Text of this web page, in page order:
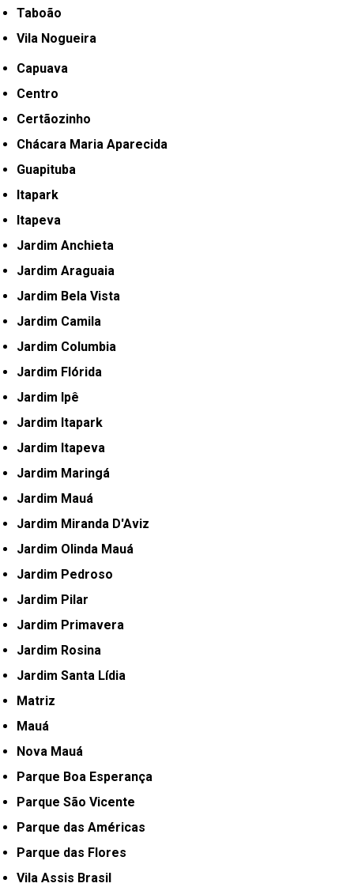
Taboão
Vila Nogueira
Capuava
Centro
Certãozinho
Chácara Maria Aparecida
Guapituba
Itapark
Itapeva
Jardim Anchieta
Jardim Araguaia
Jardim Bela Vista
Jardim Camila
Jardim Columbia
Jardim Flórida
Jardim Ipê
Jardim Itapark
Jardim Itapeva
Jardim Maringá
Jardim Mauá
Jardim Miranda D'Aviz
Jardim Olinda Mauá
Jardim Pedroso
Jardim Pilar
Jardim Primavera
Jardim Rosina
Jardim Santa Lídia
Matriz
Mauá
Nova Mauá
Parque Boa Esperança
Parque São Vicente
Parque das Américas
Parque das Flores
Vila Assis Brasil